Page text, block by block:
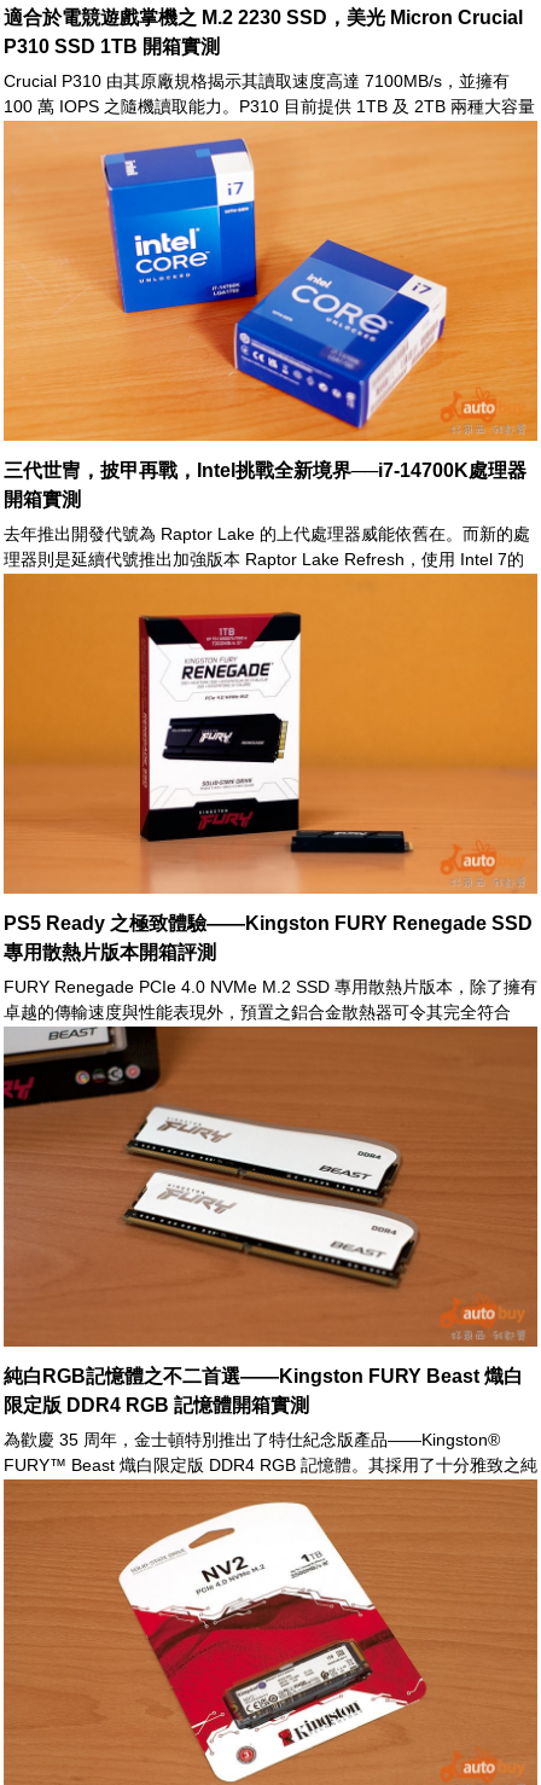
適合於電競遊戲掌機之 M.2 2230 SSD，美光 Micron Crucial
P310 SSD 1TB 開箱實測
Crucial P310 由其原廠規格揭示其讀取速度高達 7100MB/s，並擁有
100 萬 IOPS 之隨機讀取能力。P310 目前提供 1TB 及 2TB 兩種大容量
間，令玩家能無所限制地掌握更多遊戲大作
三代世冑，披甲再戰，Intel挑戰全新境界──i7-14700K處理器
開箱實測
去年推出開發代號為 Raptor Lake 的上代處理器威能依舊在。而新的處
理器則是延續代號推出加強版本 Raptor Lake Refresh，使用 Intel 7的
PS5 Ready 之極致體驗——Kingston FURY Renegade SSD
專用散熱片版本開箱評測
FURY Renegade PCIe 4.0 NVMe M.2 SSD 專用散熱片版本，除了擁有
卓越的傳輸速度與性能表現外，預置之鋁合金散熱器可令其完全符合
PS5™ Ready 之要素。當玩家們考量 PlayStation 5 之擴充需求時，
FURY Renegade SSD 專用散熱片版本之出現，適時地提供了一絕佳之
解決方案。
純白RGB記憶體之不二首選——Kingston FURY Beast 熾白
限定版 DDR4 RGB 記憶體開箱實測
為歡慶 35 周年，金士頓特別推出了特仕紀念版產品——Kingston®
FURY™ Beast 熾白限定版 DDR4 RGB 記憶體。其採用了十分雅致之純
熾白限定版模組頂端燈條具備了 10 顆高亮度 LED，搭配無覆蓋式導光
條設計，讓 RGB 燈光呈現均勻流暢之視覺效果。